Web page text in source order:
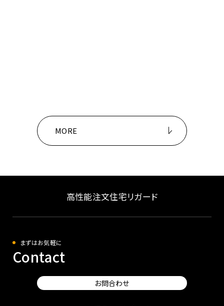
MORE
高性能注文住宅リガード
まずはお気軽に
Contact
お問合わせ